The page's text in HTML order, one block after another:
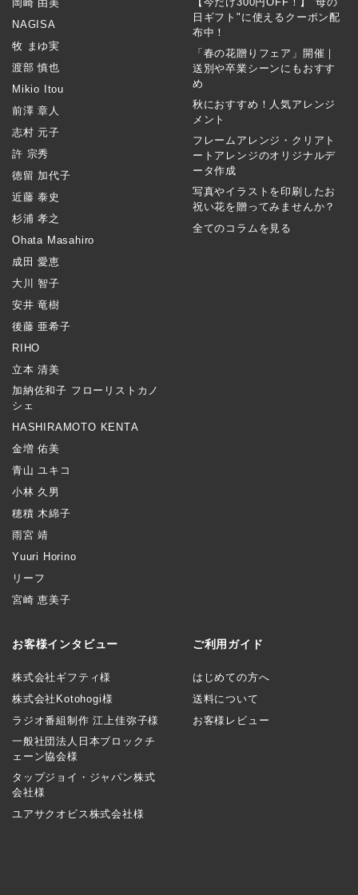
岡崎 由美
NAGISA
牧 まゆ実
渡部 慎也
Mikio Itou
前澤 章人
志村 元子
許 宗秀
徳留 加代子
近藤 泰史
杉浦 孝之
Ohata Masahiro
成田 愛恵
大川 智子
安井 竜樹
後藤 亜希子
RIHO
立本 清美
加納佐和子 フローリストカノ
シェ
HASHIRAMOTO KENTA
金増 佑美
青山 ユキコ
小林 久男
穂積 木綿子
雨宮 靖
Yuuri Horino
リーフ
宮崎 恵美子
日ギフト"に使えるクーポン配
布中！
「春の花贈りフェア」開催｜
送別や卒業シーンにもおすす
め
秋におすすめ！人気アレンジ
メント
フレームアレンジ・クリアト
ートアレンジのオリジナルデ
ータ作成
写真やイラストを印刷したお
祝い花を贈ってみませんか？
全てのコラムを見る
お客様インタビュー
株式会社ギフティ様
株式会社Kotohogi様
ラジオ番組制作 江上佳弥子様
一般社団法人日本ブロックチ
ェーン協会様
タップジョイ・ジャパン株式
会社様
ユアサクオビス株式会社様
ご利用ガイド
はじめての方へ
送料について
お客様レビュー